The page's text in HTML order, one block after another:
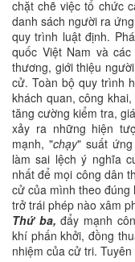
chặt chẽ việc tổ chức
danh sách người ra
quy trình luật định.
quốc Việt Nam và
thương, giới thiệu
cử. Toàn bộ quy trình
khách quan, công
tăng cường kiểm tra,
xảy ra những hiện
mạnh, "chạy" suất
làm sai lệch ý nghĩa
nhất để mọi công dân
cử của mình theo đúng
trở trái phép nào xâm
Thứ ba, đẩy mạnh
khí phấn khởi, đồng
nhiệm của cử tri.